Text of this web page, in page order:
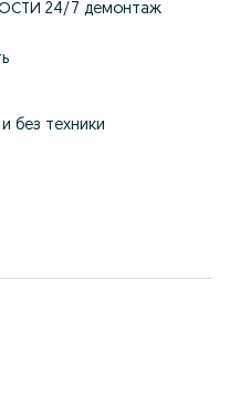
24/7 демонтаж
без техники
ОТПРАВЛЯТЬ ФОТО
ЦЕНУ